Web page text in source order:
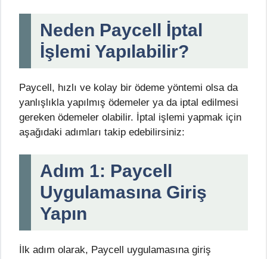
Neden Paycell İptal
İşlemi Yapılabilir?
Paycell, hızlı ve kolay bir ödeme yöntemi olsa da
yanlışlıkla yapılmış ödemeler ya da iptal edilmesi
gereken ödemeler olabilir. İptal işlemi yapmak için
aşağıdaki adımları takip edebilirsiniz:
Adım 1: Paycell
Uygulamasına Giriş
Yapın
İlk adım olarak, Paycell uygulamasına giriş